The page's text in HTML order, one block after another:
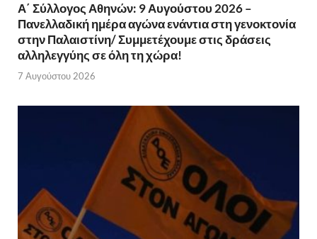
Α΄ Σύλλογος Αθηνών: 9 Αυγούστου 2026 –
Πανελλαδική ημέρα αγώνα ενάντια στη γενοκτονία
στην Παλαιστίνη/ Συμμετέχουμε στις δράσεις
αλληλεγγύης σε όλη τη χώρα!
7 Αυγούστου 2026